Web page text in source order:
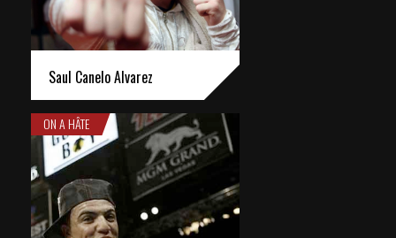
Saul Canelo Alvarez
ON A HÂTE